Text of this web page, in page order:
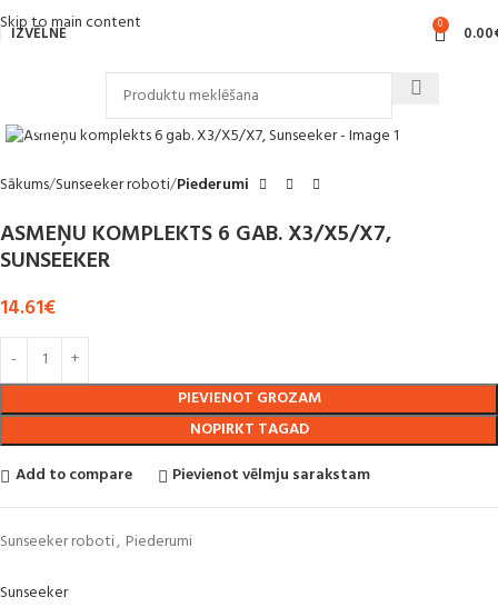
Skip to main content
IZVĒLNE 0 0.00
Sākums Sunseeker roboti Piederumi
ASMEŅU KOMPLEKTS 6 GAB. X3/X5/X7,
SUNSEEKER
14.61€
PIEVIENOT GROZAM
NOPIRKT TAGAD
Add to compare
Pievienot vēlmju sarakstam
Sunseeker roboti, Piederumi
Sunseeker